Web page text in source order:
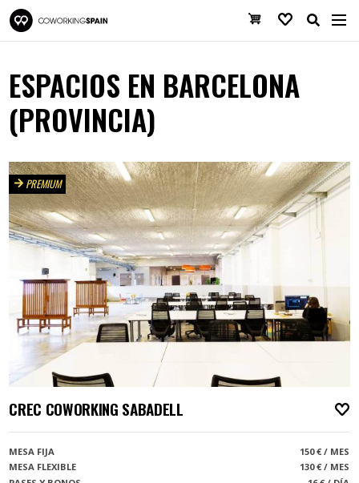
Pasar al contenido principal
Coworking Spain Favoritos
Cesta de la
ESPACIOS EN BARCELONA
(PROVINCIA)
PREMIUM
CREC COWORKING SABADELL
MESA FIJA
150 € / MES
MESA FLEXIBLE
130 € / MES